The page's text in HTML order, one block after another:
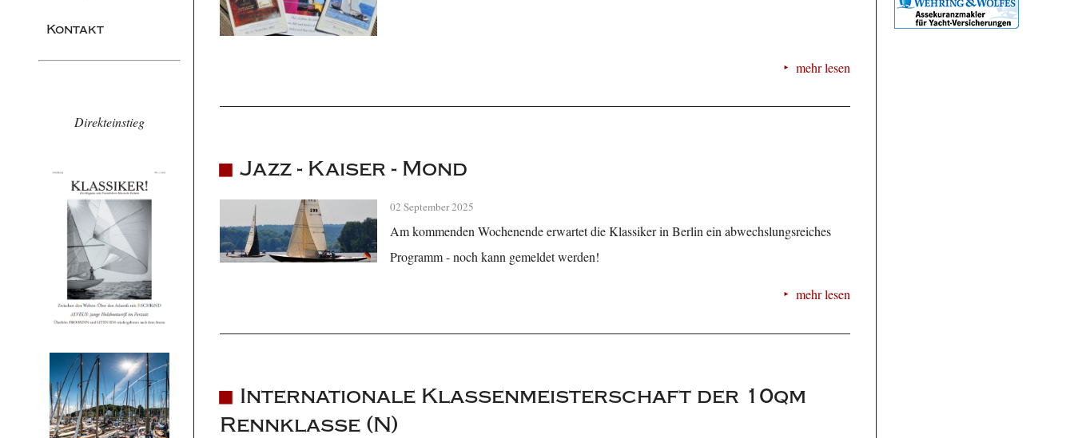
Kontakt
Direkteinstieg
mehr lesen
Jazz - Kaiser - Mond
02 September 2025
Am kommenden Wochenende erwartet die Klassiker in Berlin ein abwechslungsreiches
Programm - noch kann gemeldet werden!
mehr lesen
Internationale Klassenmeisterschaft der 10qm
Rennklasse (N)